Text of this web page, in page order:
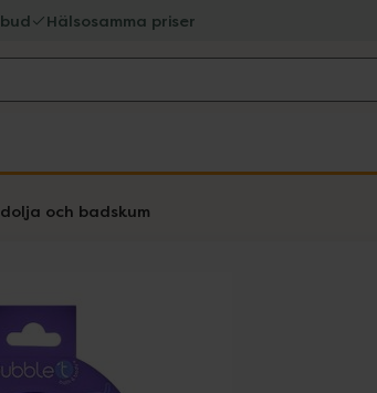
Hälsosamma priser
och badskum